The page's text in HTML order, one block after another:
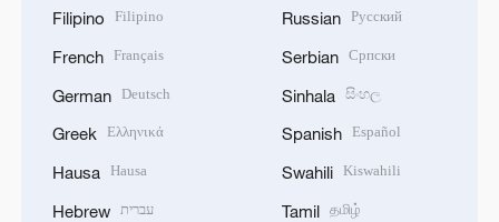
Filipino Filipino
French Français
German Deutsch
Greek Ελληνικά
Hausa Hausa
Hebrew עברית
Russian Русский
Serbian Српски
Sinhala සිංහල
Spanish Español
Swahili Kiswahili
Tamil தமிழ்